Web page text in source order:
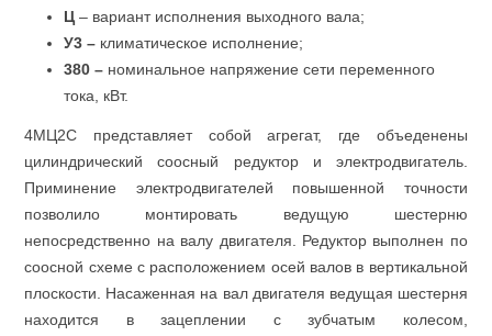
Ц– вариант исполнения выходного вала;
У3 – климатическое исполнение;
380 – номинальное напряжение сети переменного
тока, кВт.
4МЦ2С представляет собой агрегат, где объеденены
цилиндрический соосный редуктор и электродвигатель.
Приминение электродвигателей повышенной точности
позволило монтировать ведущую шестерню
непосредственно на валу двигателя. Редуктор выполнен по
соосной схеме с расположением осей валов в вертикальной
плоскости. Насаженная на вал двигателя ведущая шестерня
находится в зацеплении с зубчатым колесом,